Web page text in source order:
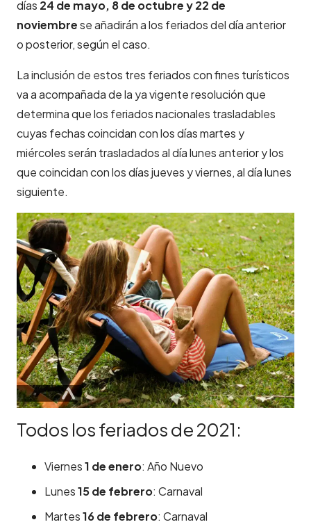
días 24 de mayo, 8 de octubre y 22 de
noviembrese añadirán a los feriados del día anterior
o posterior, según el caso.
La inclusión de estos tres feriados con fines turísticos
va a acompañada de la ya vigente resolución que
determina que los feriados nacionales trasladables
cuyas fechas coincidan con los días martes y
miércoles serán trasladados al día lunes anterior y los
que coincidan con los días jueves y viernes, al día lunes
siguiente.
Todos los feriados de 2021:
Viernes1 de enero: Año Nuevo
Lunes15 de febrero: Carnaval
Martes16 de febrero: Carnaval